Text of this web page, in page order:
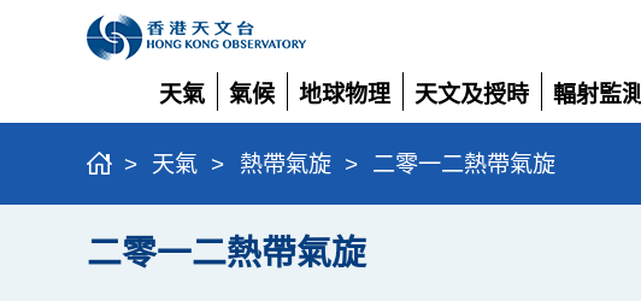
天氣
展
開
氣候
展
開
地球物理
展
開
天文及授時
展
開
輻射監測
展
開
> 天氣 > 熱帶氣旋 > 二零一二熱帶氣旋
二零一二熱帶氣旋